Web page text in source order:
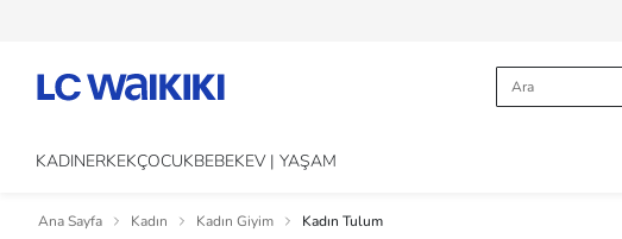
KADINERKEKÇOCUKBEBEKEV | YAŞAM
Ana Sayfa Kadın Kadın Giyim Kadın Tulum